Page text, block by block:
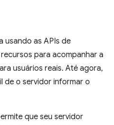
usando as APIs de
para acompanhar a
usuários reais. Até agora,
de o servidor informar o
que seu servidor